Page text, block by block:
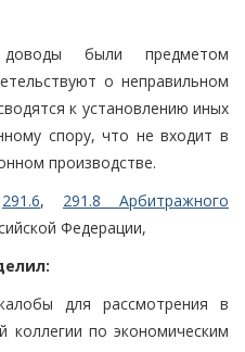
были предметом
о неправильном
к установлению иных
спору, что не входит в
производстве.
291.6, 291.8 Арбитражного
Федерации,
для рассмотрения в
коллегии по экономическим